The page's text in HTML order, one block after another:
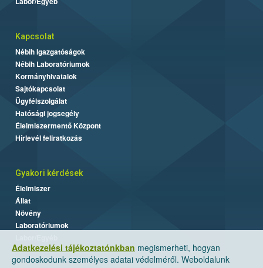
Adatkezelési tájékoztatónkban megismerheti, hogyan
gondoskodunk személyes adatai védelméről. Weboldalunk
Kapcsolat
Nébih Igazgatóságok
Nébih Laboratóriumok
Kormányhivatalok
Sajtókapcsolat
Ügyfélszolgálat
Hatósági jogsegély
Élelmiszermentő Központ
Hírlevél feliratkozás
Gyakori kérdések
Élelmiszer
Állat
Növény
Laboratóriumok